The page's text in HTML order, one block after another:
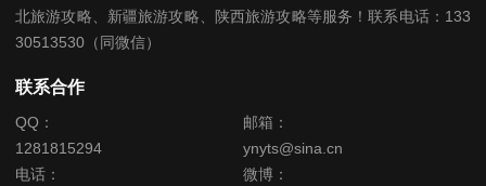
北旅游攻略、新疆旅游攻略、陕西旅游攻略等服务！联系电话：133
30513530（同微信）
联系合作
QQ：
1281815294
邮箱：
ynyts@sina.cn
电话：
微博：